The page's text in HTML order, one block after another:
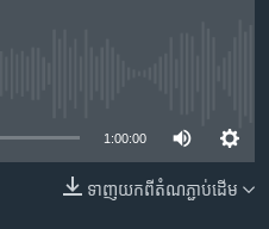
1:00:00
ទាញ​យក​ពី​តំណភ្ជាប់​ដើម